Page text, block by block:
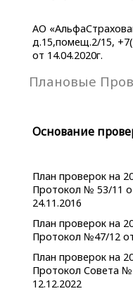
АО
д.15,помещ.2/15,
от 14.04.2020г.
Плановые
Основание
План проверок на
Протокол № 53/11
24.11.2016
План проверок на
Протокол №47/12
План проверок на
Протокол Совета
12.12.2022